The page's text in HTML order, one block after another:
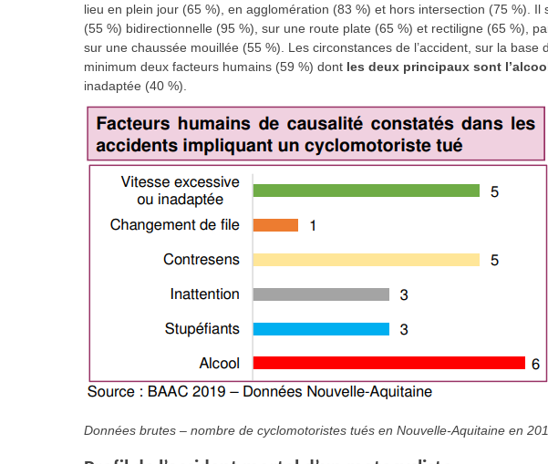
lieu en plein jour (65 %), en agglomération (83 %) et hors intersection (75 %). Il
(55 %) bidirectionnelle (95 %), sur une route plate (65 %) et rectiligne (65 %),
sur une chaussée mouillée (55 %). Les circonstances de l’accident, sur la base
minimum deux facteurs humains (59 %) dont les deux principaux sont
inadaptée (40 %).
Données brutes – nombre de cyclomotoristes tués en Nouvelle-Aquitaine en